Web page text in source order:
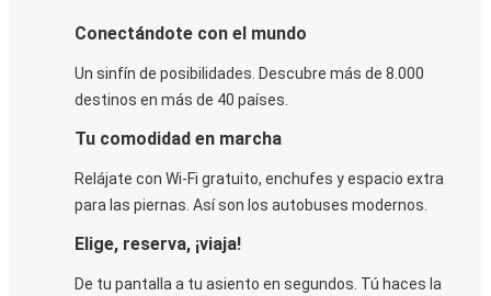
Conectándote con el mundo
Un sinfín de posibilidades. Descubre más de 8.000
destinos en más de 40 países.
Tu comodidad en marcha
Relájate con Wi-Fi gratuito, enchufes y espacio extra
para las piernas. Así son los autobuses modernos.
Elige, reserva, ¡viaja!
De tu pantalla a tu asiento en segundos. Tú haces la